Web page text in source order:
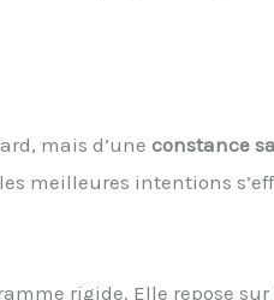
mais d’une constance
meilleures intentions
rigide. Elle repose